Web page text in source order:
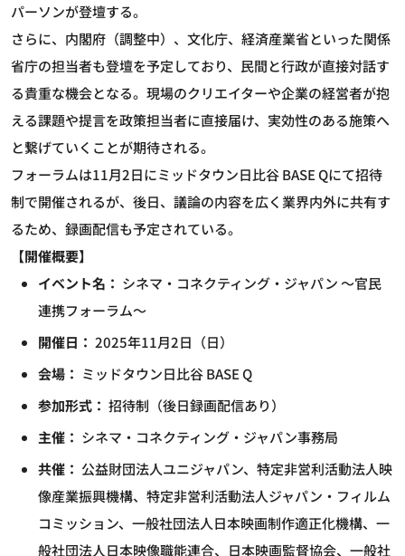
パーソンが登壇する。
さらに、内閣府（調整中）、文化庁、経済産業省といった関係
省庁の担当者も登壇を予定しており、民間と行政が直接対話す
る貴重な機会となる。現場のクリエイターや企業の経営者が抱
える課題や提言を政策担当者に直接届け、実効性のある施策へ
と繋げていくことが期待される。
フォーラムは11月2日にミッドタウン日比谷 BASE Qにて招待
制で開催されるが、後日、議論の内容を広く業界内外に共有す
るため、録画配信も予定されている。
【開催概要】
イベント名： シネマ・コネクティング・ジャパン ～官民
連携フォーラム～
開催日： 2025年11月2日（日）
会場： ミッドタウン日比谷 BASE Q
参加形式： 招待制（後日録画配信あり）
主催： シネマ・コネクティング・ジャパン事務局
共催： 公益財団法人ユニジャパン、特定非営利活動法人映
像産業振興機構、特定非営利活動法人ジャパン・フィルム
コミッション、一般社団法人日本映画制作適正化機構、一
般社団法人日本映像職能連合、日本映画監督協会、一般社